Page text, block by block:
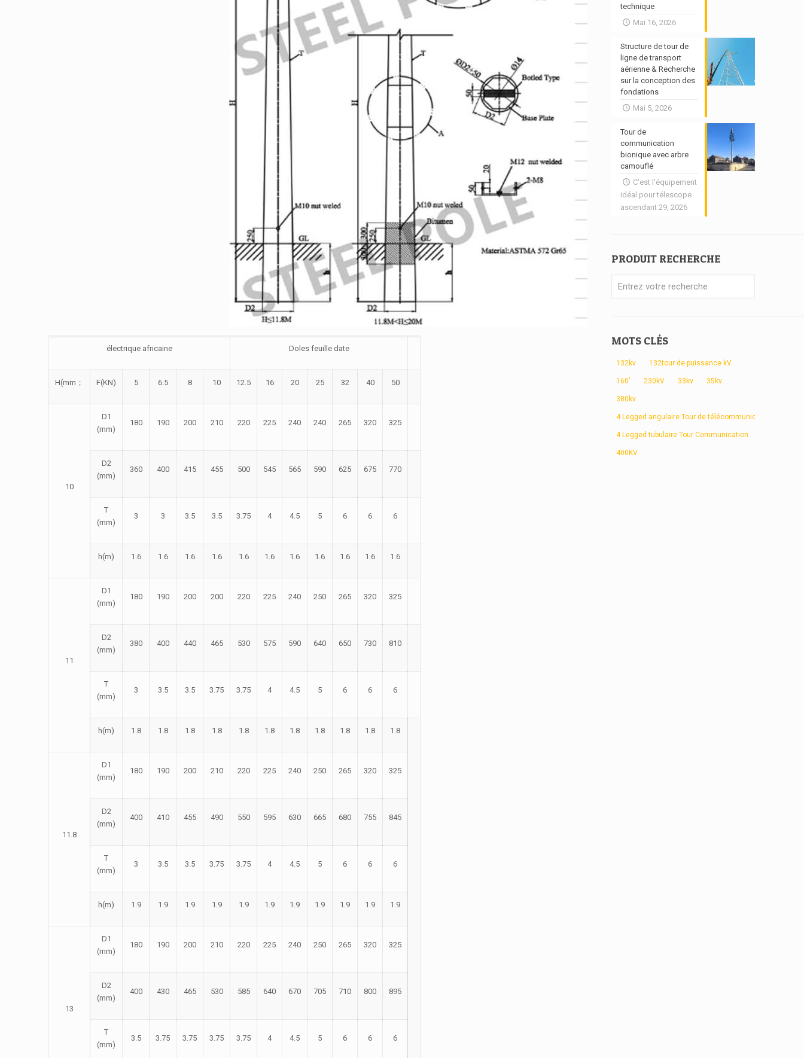
électrique africaine Doles feuille date
H(mm ； F(KN) 5 6.5 8 10 12.5 16 20 25 32 40 50
10
D1
(mm)
180 190 200 210 220 225 240 240 265 320 325
D2
(mm)
360 400 415 455 500 545 565 590 625 675 770
T
(mm)
3 3 3.5 3.5 3.75 4 4.5 5 6 6 6
h(m) 1.6 1.6 1.6 1.6 1.6 1.6 1.6 1.6 1.6 1.6 1.6
11
D1
(mm)
180 190 200 200 220 225 240 250 265 320 325
D2
(mm)
380 400 440 465 530 575 590 640 650 730 810
T
(mm)
3 3.5 3.5 3.75 3.75 4 4.5 5 6 6 6
h(m) 1.8 1.8 1.8 1.8 1.8 1.8 1.8 1.8 1.8 1.8 1.8
11.8
D1
(mm)
180 190 200 210 220 225 240 250 265 320 325
D2
(mm)
400 410 455 490 550 595 630 665 680 755 845
T
(mm)
3 3.5 3.5 3.75 3.75 4 4.5 5 6 6 6
h(m) 1.9 1.9 1.9 1.9 1.9 1.9 1.9 1.9 1.9 1.9 1.9
13
D1
(mm)
180 190 200 210 220 225 240 250 265 320 325
D2
(mm)
400 430 465 530 585 640 670 705 710 800 895
T
(mm)
3.5 3.75 3.75 3.75 3.75 4 4.5 5 6 6 6
technique
Mai 16, 2026
Structure de tour de
ligne de transport
aérienne & Recherche
sur la conception des
fondations
Mai 5, 2026
Tour de
communication
bionique avec arbre
camouflé
C'est l'équipement
idéal pour télescope
ascendant 29, 2026
PRODUIT RECHERCHE
MOTS CLÉS
132kv 132tour de puissance kV
160' 230kV 33kv 35kv
380kv
4 Legged angulaire Tour de télécommunication
4 Legged tubulaire Tour Communication
400KV